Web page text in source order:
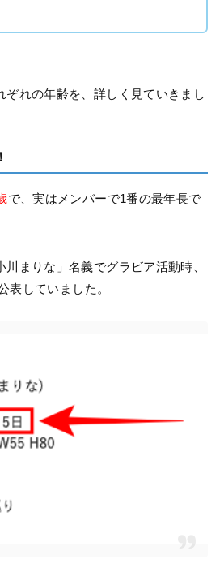
ぞれの年齢を、詳しく見ていきまし
で、実はメンバーで1番の最年長で
まりな」名義でグラビア活動時、
表していました。